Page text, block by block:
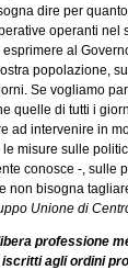
dire per
operanti nel
al
popolazione,
Se vogliamo
quelle di tutti i
ad intervenire in
misure sulle
conosce -, sulle
bisogna
Unione di
professione
agli ordini